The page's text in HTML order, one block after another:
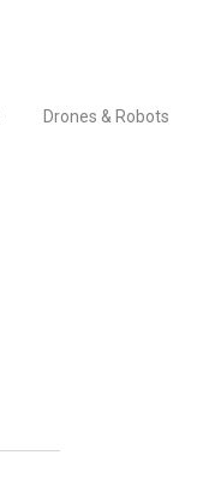
Drones & Robots